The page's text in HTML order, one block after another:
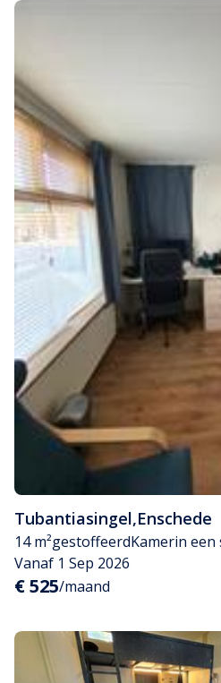
Tubantiasingel,Enschede
14 m²gestoffeerdKamerin een
Vanaf 1 Sep 2026
€ 525/maand